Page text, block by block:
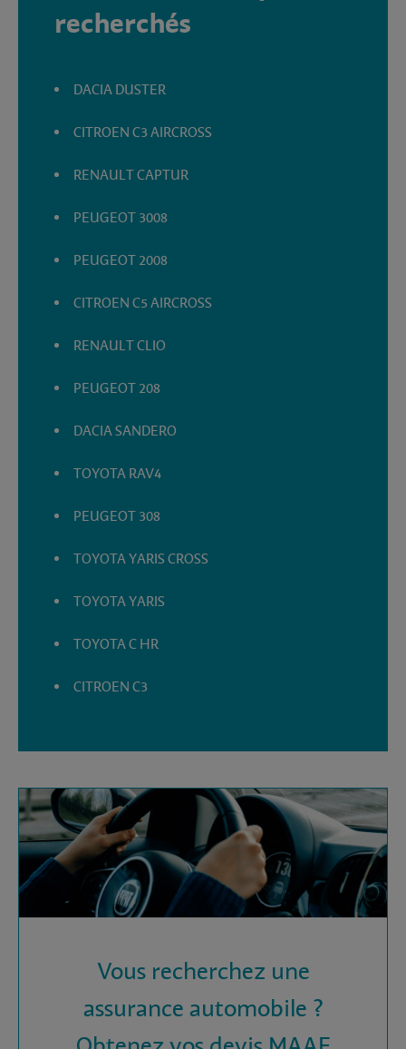
recherchés
DACIA DUSTER
CITROEN C3 AIRCROSS
RENAULT CAPTUR
PEUGEOT 3008
PEUGEOT 2008
CITROEN C5 AIRCROSS
RENAULT CLIO
PEUGEOT 208
DACIA SANDERO
TOYOTA RAV4
PEUGEOT 308
TOYOTA YARIS CROSS
TOYOTA YARIS
TOYOTA C HR
CITROEN C3
Vous recherchez une
assurance automobile ?